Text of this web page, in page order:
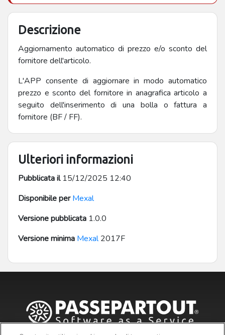
Descrizione
Aggiornamento automatico di prezzo e/o sconto del
fornitore dell'articolo.
L'APP consente di aggiornare in modo automatico
prezzo e sconto del fornitore in anagrafica articolo a
seguito dell'inserimento di una bolla o fattura a
fornitore (BF / FF).
Ulteriori informazioni
Pubblicata il15/12/2025 12:40
Disponibile per Mexal
Versione pubblicata 1.0.0
Versione minima Mexal2017F